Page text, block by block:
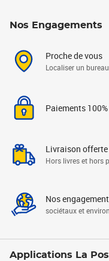
Nos Engagements
Proche de vous
Localiser un
Paiements
Livraison
Hors livres et hors
Nos
sociétaux et
Applications La